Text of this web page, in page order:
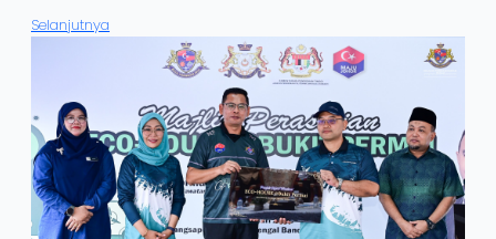
Selanjutnya